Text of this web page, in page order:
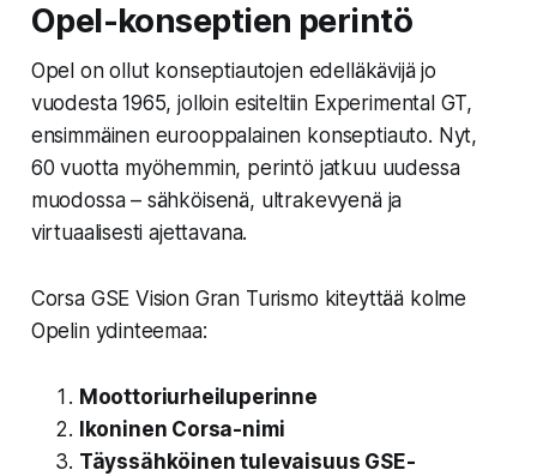
Opel-konseptien perintö
Opel on ollut konseptiautojen edelläkävijä jo
vuodesta 1965, jolloin esiteltiin Experimental GT,
ensimmäinen eurooppalainen konseptiauto. Nyt,
60 vuotta myöhemmin, perintö jatkuu uudessa
muodossa – sähköisenä, ultrakevyenä ja
virtuaalisesti ajettavana.
Corsa GSE Vision Gran Turismo kiteyttää kolme
Opelin ydinteemaa:
Moottoriurheiluperinne
Ikoninen Corsa-nimi
Täyssähköinen tulevaisuus GSE-